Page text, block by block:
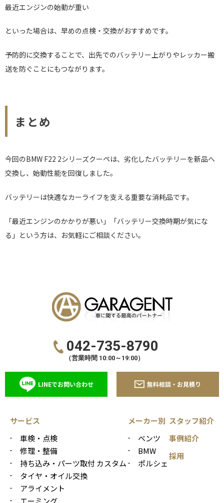
最近エンジンの始動が重い
といった場合は、早めの点検・交換がおすすめです。
予防的に交換することで、出先でのバッテリー上がりやレッカー搬
送を防ぐことにもつながります。
まとめ
今回のBMW F22 2シリーズクーペは、劣化したバッテリーを新品へ
交換し、始動性能を回復しました。
バッテリーは快適なカーライフを支える重要な消耗品です。
「最近エンジンのかかりが悪い」「バッテリー交換時期が気にな
る」という方は、お気軽にご相談ください。
042-735-8790
（営業時間 10:00～19:00）
LINEでお問い合わせ 無料相談・お見積り
サービス
車検・点検
修理・整備
持ち込み・パーツ取付 カスタム
タイヤ・オイル交換
アライメント
エーミング
メーカー別
ベンツ
BMW
ポルシェ
スタッフ紹介
事例紹介
採用